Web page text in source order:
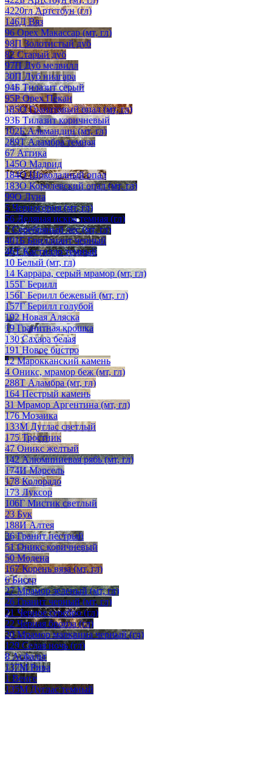
4220гл Артстоун (гл)
146Д Вяз
96 Орех Макассар (мт, гл)
98П Золотистый дуб
82 Старый дуб
97П Дуб мелвилл
30П Дуб ниагара
94Б Тилазит серый
95Р Орех Пекан
185О Гранатовый опал (мт, гл)
93Б Тилазит коричневый
102Б Альмандин (мт, гл)
289Т Аламбра темная
67 Аттика
145О Мадрид
184О Шоколадный опал
183О Королевский опал (мт, гл)
99О Луна
5 Черногория (мт, гл)
56 Ледяная искра темная (гл)
2 Серебряный лес (мт, гл)
401Б Бриллиант черный
46Т Кастилло темный
10 Белый (мт, гл)
14 Каррара, серый мрамор (мт, гл)
155Г Берилл
156Г Берилл бежевый (мт, гл)
157Г Берилл голубой
192 Новая Аляска
19 Гранитная крошка
130 Сахара белая
191 Новое бистро
12 Марокканский камень
4 Оникс, мрамор беж (мт, гл)
288Т Аламбра (мт, гл)
164 Пестрый камень
31 Мрамор Аргентина (мт, гл)
176 Мозаика
133М Дуглас светлый
175 Тростник
47 Оникс желтый
142 Алюминиевая рябь (мт, гл)
174И Марсель
178 Колорадо
173 Луксор
106Г Мистик светлый
23 Бук
188И Алтея
36 Гранит пестрый
51 Оникс коричневый
50 Модена
167 Корень вяза (мт, гл)
6 Бисер
27 Мрамор зеленый (мт, гл)
26 Гранит черный (мт, гл)
21 Черное серебро (гл)
22 Черная бронза (гл)
20 Мрамор марквина черный (гл)
129 Седая ночь (гл)
8 Асфальт
137М Рива
1 Венге
135М Дуглас темный